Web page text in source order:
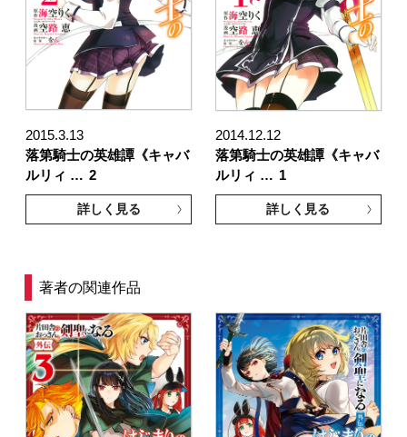
2015.3.13
落第騎士の英雄譚《キャバ
ルリィ … 2
詳しく見る
2014.12.12
落第騎士の英雄譚《キャバ
ルリィ … 1
詳しく見る
著者の関連作品